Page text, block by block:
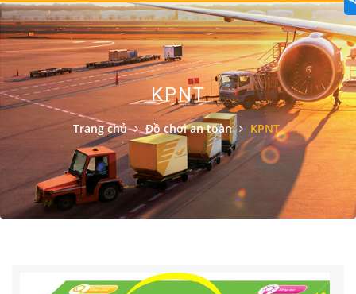
KPNT
Trang chủ Đồ chơi an toàn KPNT